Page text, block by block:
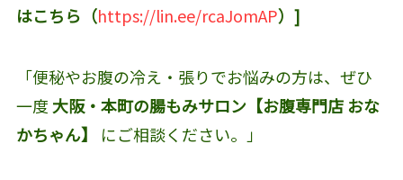
はこちら（https://lin.ee/rcaJomAP）]
「便秘やお腹の冷え・張りでお悩みの方は、ぜひ
一度 大阪・本町の腸もみサロン【お腹専門店 おな
かちゃん】
にご相談ください。」